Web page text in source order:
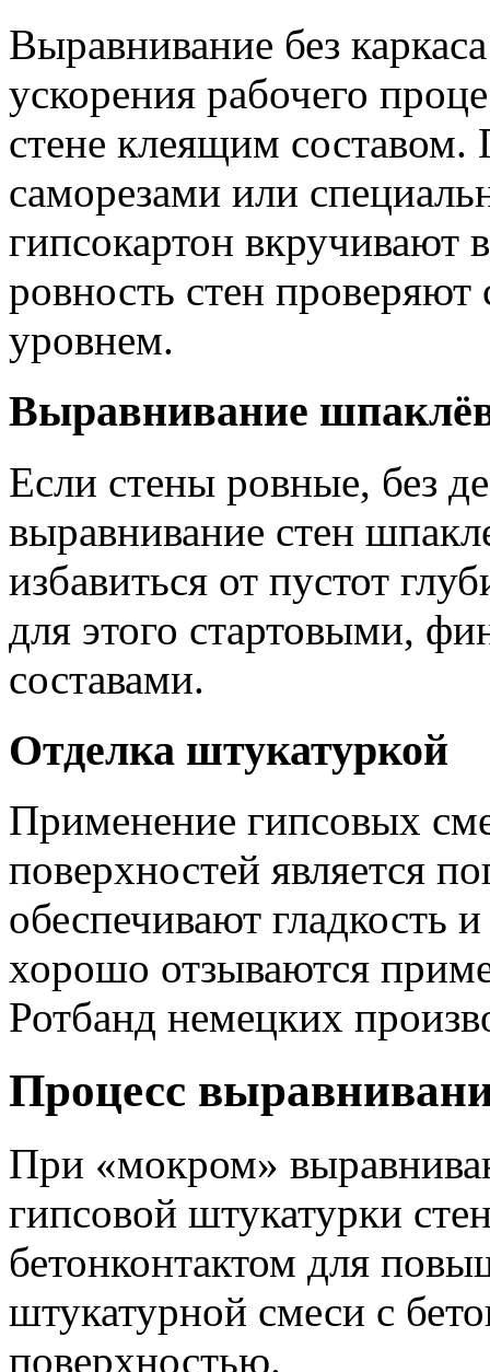
Выравнивание без
ускорения рабочего
стене клеящим составом.
саморезами или
гипсокартон вкручивают
ровность стен
уровнем.
Выравнивание
Если стены ровные, без
выравнивание стен
избавиться от пустот
для этого стартовыми,
составами.
Отделка штукатуркой
Применение гипсовых
поверхностей является
обеспечивают гладкость
хорошо отзываются
Ротбанд немецких
Процесс
При «мокром»
гипсовой штукатурки
бетонконтактом для
штукатурной смеси с
поверхностью.